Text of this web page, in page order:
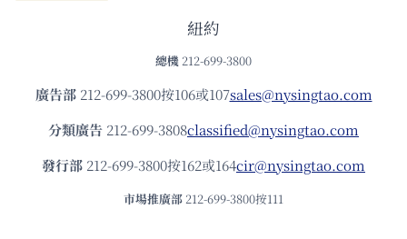
紐約
總機 212-699-3800
廣告部212-699-3800按106或107sales@nysingtao.com
分類廣告 212-699-3808classified@nysingtao.com
發⾏部 212-699-3800按162或164cir@nysingtao.com
市場推廣部 212-699-3800按111